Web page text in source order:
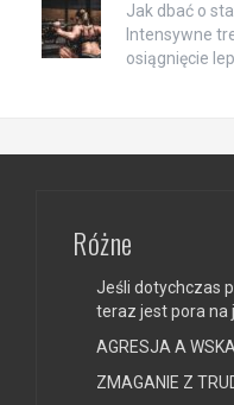
Jak dbać o
Intensywne
osiągnięcie
Różne
Jeśli dotychczas
teraz jest pora na
AGRESJA A
ZMAGANIE Z